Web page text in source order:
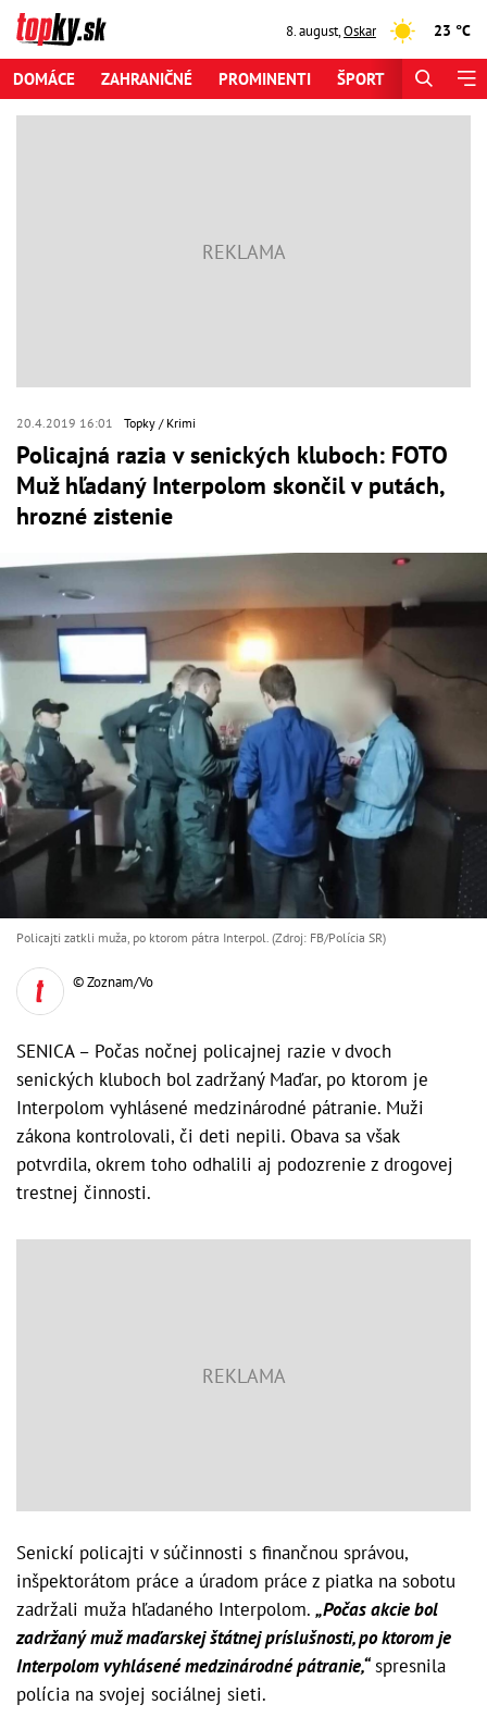
8. august,Oskar 23 °C
DOMÁCE ZAHRANIČNÉ PROMINENTI ŠPORT
20.4.2019 16:01 Topky Krimi
Policajná razia v senických kluboch: FOTO
Muž hľadaný Interpolom skončil v putách,
hrozné zistenie
Policajti zatkli muža, po ktorom pátra Interpol. (Zdroj: FB/Polícia SR)
© Zoznam/Vo
SENICA – Počas nočnej policajnej razie v dvoch
senických kluboch bol zadržaný Maďar, po ktorom je
Interpolom vyhlásené medzinárodné pátranie. Muži
zákona kontrolovali, či deti nepili. Obava sa však
potvrdila, okrem toho odhalili aj podozrenie z drogovej
trestnej činnosti.
Senickí policajti v súčinnosti s finančnou správou,
inšpektorátom práce a úradom práce z piatka na sobotu
zadržali muža hľadaného Interpolom. „Počas akcie bol
zadržaný muž maďarskej štátnej príslušnosti, po ktorom je
Interpolom vyhlásené medzinárodné pátranie,“spresnila
polícia na svojej sociálnej sieti.